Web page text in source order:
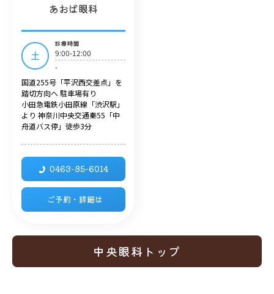
あおば眼科
土
診療時間
9:00-12:00
-
国道255号「平沢西交差点」を
踏切方向へ 駐車場有り
小田急電鉄小田原線「渋沢駅」
より 神奈川中央交通秦55「中
舟道バス停」徒歩3分
0463-85-6014
ご予約・詳細は
中央眼科トップ